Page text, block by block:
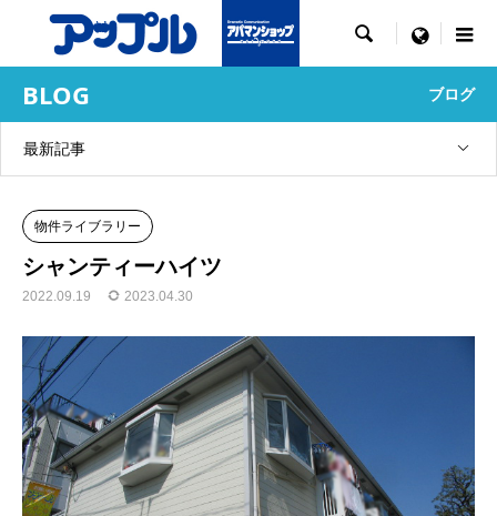
 menu
BLOG ブログ
最新記事
物件ライブラリー
シャンティーハイツ
2022.09.19 2023.04.30